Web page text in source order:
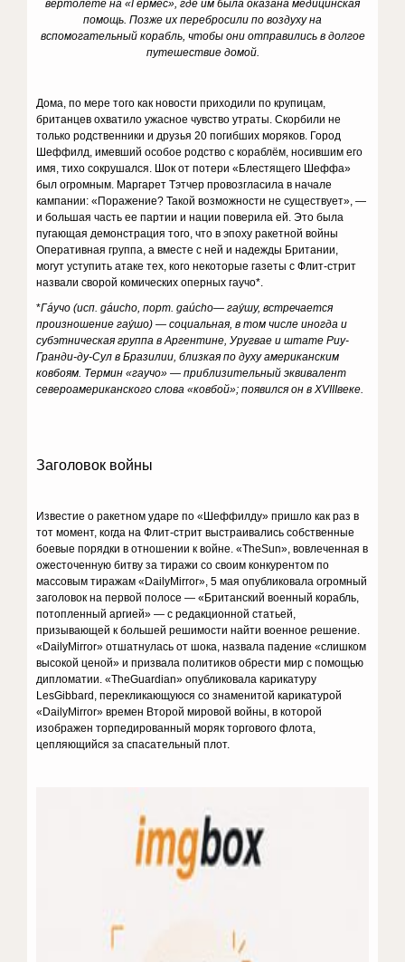
вертолете на «Гермес», где им была оказана медицинская
помощь. Позже их перебросили по воздуху на
вспомогательный корабль, чтобы они отправились в долгое
путешествие домой.
Дома, по мере того как новости приходили по крупицам,
британцев охватило ужасное чувство утраты. Скорбили не
только родственники и друзья 20 погибших моряков. Город
Шеффилд, имевший особое родство с кораблём, носившим его
имя, тихо сокрушался. Шок от потери «Блестящего Шеффа»
был огромным. Маргарет Тэтчер провозгласила в начале
кампании: «Поражение? Такой возможности не существует», —
и большая часть ее партии и нации поверила ей. Это была
пугающая демонстрация того, что в эпоху ракетной войны
Оперативная группа, а вместе с ней и надежды Британии,
могут уступить атаке тех, кого некоторые газеты с Флит-стрит
назвали сворой комических оперных гаучо*.
*Гáучо (исп.gáucho, порт. gaúcho— гау́шу, встречается
произношение гау́шо) — социальная, в том числе иногда и
субэтническая группа в Аргентине, Уругвае и штате Риу-
Гранди-ду-Сул в Бразилии, близкая по духу американским
ковбоям. Термин «гаучо» — приблизительный эквивалент
североамериканского слова «ковбой»; появился он в XVIIIвеке.
Заголовок войны
Известие о ракетном ударе по «Шеффилду» пришло как раз в
тот момент, когда на Флит-стрит выстраивались собственные
боевые порядки в отношении к войне. «TheSun», вовлеченная в
ожесточенную битву за тиражи со своим конкурентом по
массовым тиражам «DailyMirror», 5 мая опубликовала огромный
заголовок на первой полосе — «Британский военный корабль,
потопленный аргией» — с редакционной статьей,
призывающей к большей решимости найти военное решение.
«DailyMirror» отшатнулась от шока, назвала падение «слишком
высокой ценой» и призвала политиков обрести мир с помощью
дипломатии. «TheGuardian» опубликовала карикатуру
LesGibbard, перекликающуюся со знаменитой карикатурой
«DailyMirror» времен Второй мировой войны, в которой
изображен торпедированный моряк торгового флота,
цепляющийся за спасательный плот.